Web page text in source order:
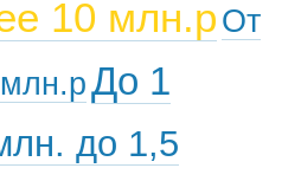
10 млн.р От
До 1
до 1,5